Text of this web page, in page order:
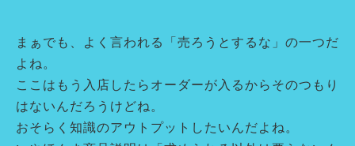
まぁでも、よく言われる「売ろうとするな」の一つだ
よね。
ここはもう入店したらオーダーが入るからそのつもり
はないんだろうけどね。
おそらく知識のアウトプットしたいんだよね。